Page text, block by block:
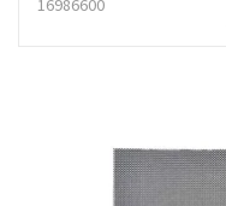
16986600